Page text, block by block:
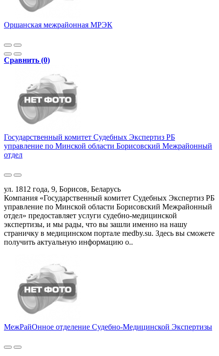
Оршанская межрайонная МРЭК
Сравнить (0)
Государственный комитет Судебных Экспертиз РБ
управление по Минской области Борисовский Межрайонный
отдел
ул. 1812 года, 9, Борисов, Беларусь
Компания «Государственный комитет Судебных Экспертиз РБ
управление по Минской области Борисовский Межрайонный
отдел» предоставляет услуги судебно-медицинской
экспертизы, и мы рады, что вы зашли именно на нашу
страничку в медицинском портале medby.su. Здесь вы сможете
получить актуальную информацию о..
МежРайОнное отделение Судебно-Медицинской Экспертизы